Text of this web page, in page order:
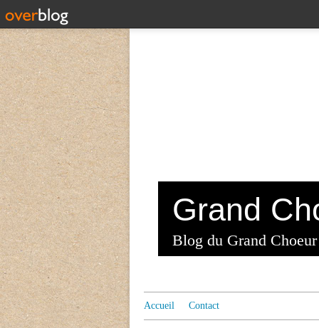
Blog du Grand
Accueil Contact